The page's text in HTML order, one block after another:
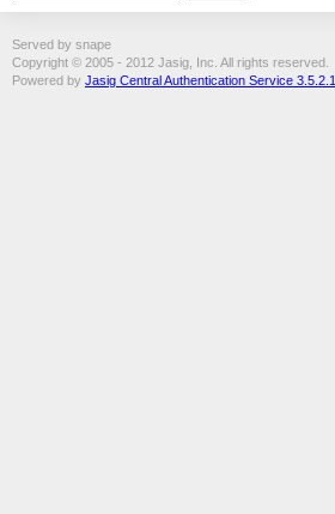
Served by snape
Copyright © 2005 - 2012 Jasig, Inc. All rights reserved.
Powered by Jasig Central Authentication Service 3.5.2.1